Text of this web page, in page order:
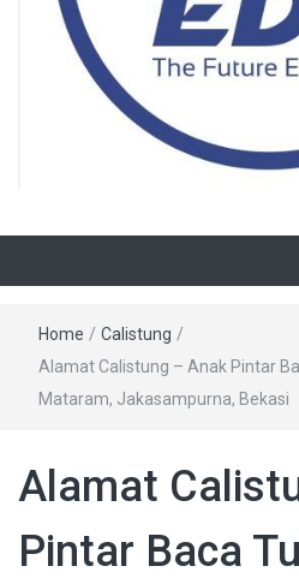
Home / Calistung /
Alamat Calistung – Anak Pintar
Mataram, Jakasampurna, Bekasi
Alamat
Pintar Baca